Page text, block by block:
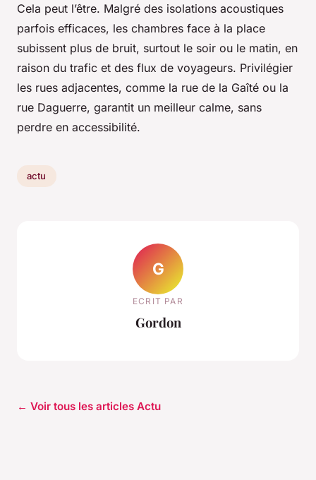
Cela peut l’être. Malgré des isolations acoustiques
parfois efficaces, les chambres face à la place
subissent plus de bruit, surtout le soir ou le matin, en
raison du trafic et des flux de voyageurs. Privilégier
les rues adjacentes, comme la rue de la Gaîté ou la
rue Daguerre, garantit un meilleur calme, sans
perdre en accessibilité.
actu
G
ECRIT PAR
Gordon
← Voir tous les articles Actu